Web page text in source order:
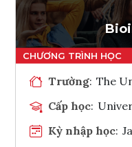
Trường: The
Cấp học:
Kỳ nhập học: